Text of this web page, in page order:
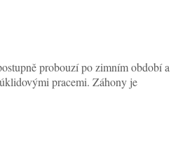
probouzí po zimním období a
pracemi. Záhony je